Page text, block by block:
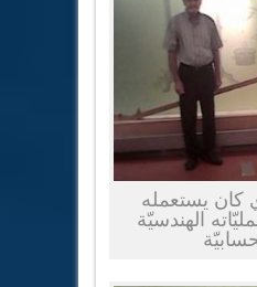
كان يستعمله
الهندسيّة